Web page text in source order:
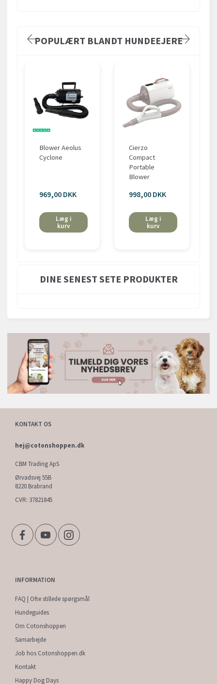
POPULÆRT BLANDT HUNDEEJERE
Blower Aeolus
Cyclone
969,00 DKK
Læg i
kurv
Cierzo
Compact
Portable
Blower
998,00 DKK
Læg i
kurv
DINE SENEST SETE PRODUKTER
KONTAKT OS
hej@cotonshoppen.dk
CBM Trading ApS
Ørvadsvej 55B
8220 Brabrand
CVR: 37821845
INFORMATION
FAQ | Ofte stillede spørgsmål
Hundeguides
Om Cotonshoppen
Samarbejde
Job hos Cotonshoppen.dk
Kontakt
Happy Dog Days